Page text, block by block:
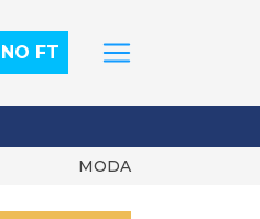
FT
MODA